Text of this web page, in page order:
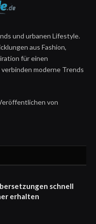
und urbanen Lifestyle.
aus Fashion,
für einen
moderne Trends
von
schnell
erhalten